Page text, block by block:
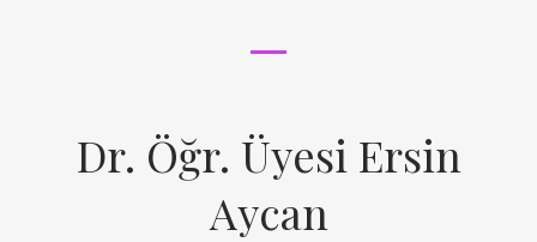
Dr. Öğr. Üyesi Ersin
Aycan